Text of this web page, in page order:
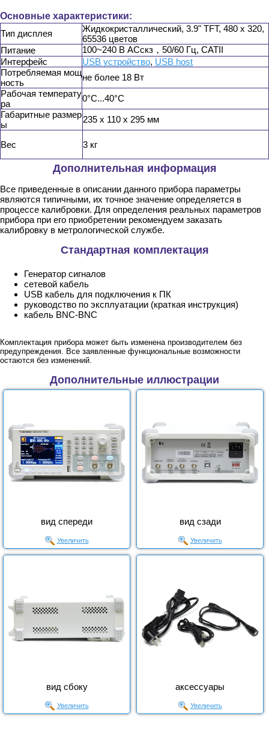
Основные характеристики:
Тип дисплея
Жидкокристаллический, 3.9" TFT, 480 х 320,
65536 цветов
Питание
100~240 В АСскз，50/60 Гц, CATII
Интерфейс
USB устройство, USB host
Потребляемая мощ
ность
не более 18 Вт
Рабочая температу
ра
0°C...40°C
Габаритные размер
ы
235 х 110 х 295 мм
Вес 3 кг
Дополнительная информация
Все приведенные в описании данного прибора параметры
являются типичными, их точное значение определяется в
процессе калибровки. Для определения реальных параметров
прибора при его приобретении рекомендуем заказать
калибровку в метрологической службе.
Стандартная комплектация
Генератор сигналов
сетевой кабель
USB кабель для подключения к ПК
руководство по эксплуатации (краткая инструкция)
кабель BNC-BNC
Комплектация прибора может быть изменена производителем без
предупреждения. Все заявленные функциональные возможности
остаются без изменений.
Дополнительные иллюстрации
вид спереди
Увеличить
вид сзади
Увеличить
вид сбоку
Увеличить
аксессуары
Увеличить